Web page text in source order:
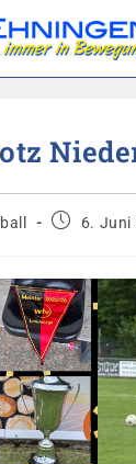
Beitrag6. Juni